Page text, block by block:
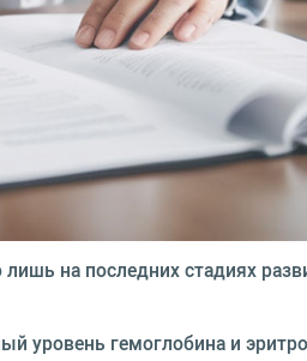
на последних стадиях
уровень гемоглобина и